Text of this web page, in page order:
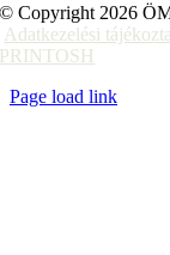
© Copyright 2026
Adatkezelési
PRINTOSH
Page load link